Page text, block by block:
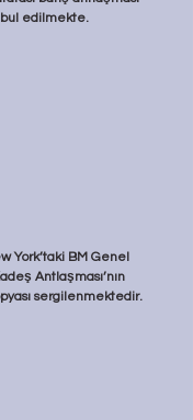
edilmekte.
York’taki BM Genel
Antlaşması’nın
sergilenmektedir.